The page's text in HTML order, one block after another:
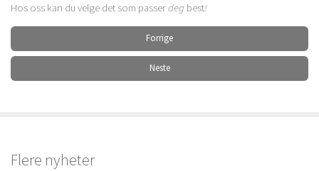
Hos oss kan du velge det som passerdeg best!
Forrige
Neste
Flere nyheter